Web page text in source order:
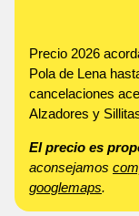
Precio 2026
Pola de Lena
cancelaciones
Alzadores y
El precio es
aconsejamos
googlemaps.